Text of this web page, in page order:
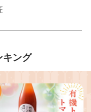
キング